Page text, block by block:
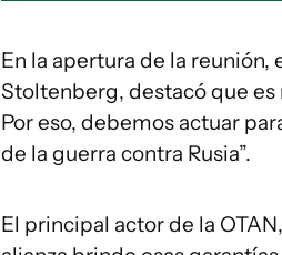
En la apertura de la reunión,
Stoltenberg, destacó que es
Por eso, debemos actuar
de la guerra contra Rusia”.
El principal actor de la